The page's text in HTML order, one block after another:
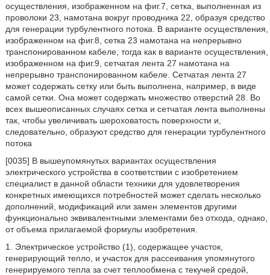
осуществления, изображенном на фиг.7, сетка, выполненная из
проволоки 23, намотана вокруг проводника 22, образуя средство
для генерации турбулентного потока. В варианте осуществления,
изображенном на фиг.8, сетка 23 намотана на непрерывно
транспонированном кабеле, тогда как в варианте осуществления,
изображенном на фиг.9, сетчатая лента 27 намотана на
непрерывно транспонированном кабеле. Сетчатая лента 27
может содержать сетку или быть выполнена, например, в виде
самой сетки. Она может содержать множество отверстий 28. Во
всех вышеописанных случаях сетка и сетчатая лента выполнены
так, чтобы увеличивать шероховатость поверхности и,
следовательно, образуют средство для генерации турбулентного
потока
[0035] В вышеупомянутых вариантах осуществления
электрического устройства в соответствии с изобретением
специалист в данной области техники для удовлетворения
конкретных имеющихся потребностей может сделать несколько
дополнений, модификаций или замен элементов другими
функционально эквивалентными элементами без отхода, однако,
от объема прилагаемой формулы изобретения.
1. Электрическое устройство (1), содержащее участок,
генерирующий тепло, и участок для рассеивания упомянутого
генерируемого тепла за счет теплообмена с текучей средой,